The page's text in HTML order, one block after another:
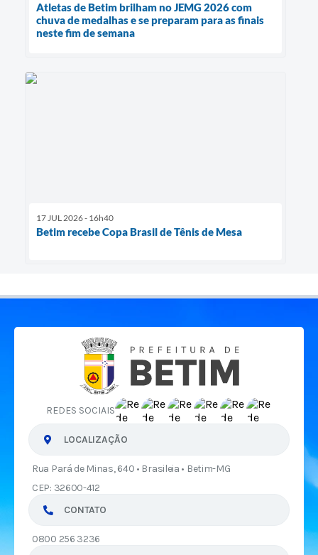
Atletas de Betim brilham no JEMG 2026 com
chuva de medalhas e se preparam para as finais
neste fim de semana
17 JUL 2026 - 16h40
Betim recebe Copa Brasil de Tênis de Mesa
REDES SOCIAIS
LOCALIZAÇÃO
Rua Pará de Minas, 640 • Brasileia • Betim-MG
CEP: 32600-412
CONTATO
0800 256 3236